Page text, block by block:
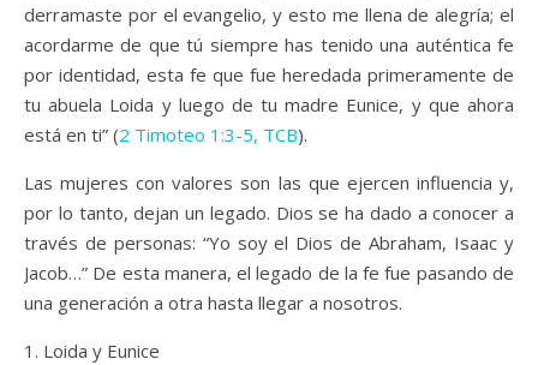
derramaste por el evangelio, y esto me llena de alegría; el
acordarme de que tú siempre has tenido una auténtica fe
por identidad, esta fe que fue heredada primeramente de
tu abuela Loida y luego de tu madre Eunice, y que ahora
está en ti” (2 Timoteo 1:3-5, TCB).
Las mujeres con valores son las que ejercen influencia y,
por lo tanto, dejan un legado. Dios se ha dado a conocer a
través de personas: “Yo soy el Dios de Abraham, Isaac y
Jacob…” De esta manera, el legado de la fe fue pasando de
una generación a otra hasta llegar a nosotros.
1. Loida y Eunice